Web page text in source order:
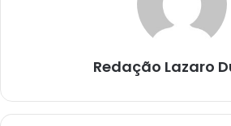
Redação Lazaro